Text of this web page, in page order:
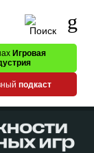
Игровая
подкаст